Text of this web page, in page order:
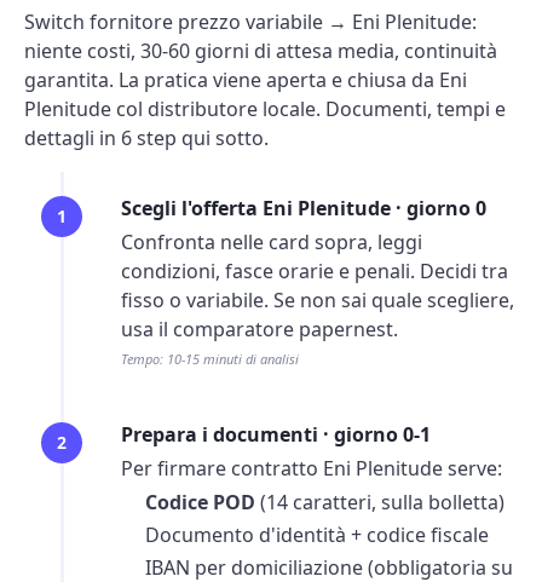
Switch fornitore prezzo variabile → Eni Plenitude:
niente costi, 30-60 giorni di attesa media, continuità
garantita. La pratica viene aperta e chiusa da Eni
Plenitude col distributore locale. Documenti, tempi e
dettagli in 6 step qui sotto.
1
Scegli l'offerta Eni Plenitude · giorno 0
Confronta nelle card sopra, leggi
condizioni, fasce orarie e penali. Decidi tra
fisso o variabile. Se non sai quale scegliere,
usa il comparatore papernest.
Tempo: 10-15 minuti di analisi
2
Prepara i documenti · giorno 0-1
Per firmare contratto Eni Plenitude serve:
Codice POD (14 caratteri, sulla bolletta)
Documento d'identità + codice fiscale
IBAN per domiciliazione (obbligatoria su